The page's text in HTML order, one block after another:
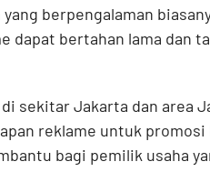
berpengalaman
dapat bertahan lama dan
sekitar Jakarta dan area
reklame untuk
bagi pemilik usaha